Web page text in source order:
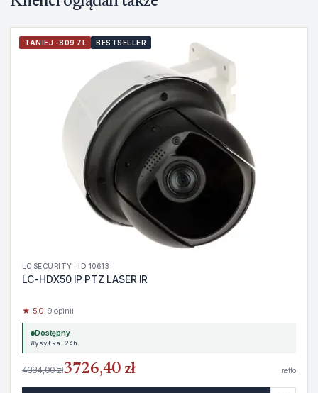
TANIEJ -809 ZŁ BESTSELLER
LC SECURITY · ID 10613
LC-HDX50 IP PTZ LASER IR
★ 5.0· 9 opinii
Dostępny
Wysyłka 24h
4384,00 zł3726,40 zł netto